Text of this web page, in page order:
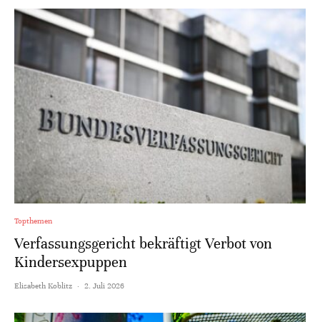
Topthemen
Verfassungsgericht bekräftigt Verbot von
Kindersexpuppen
Elisabeth Koblitz · 2. Juli 2026